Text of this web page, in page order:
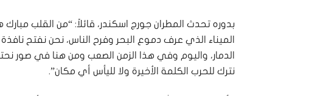
بدوره تحدث المطران جورج اسكندر، قائلاً: “من القلب
الميناء الذي عرف دموع البحر وفرح الناس، نحن نفتح
الدمار، واليوم وفي هذا الزمن الصعب ومن هنا في صور
نترك للحرب الكلمة الأخيرة ولا لليأس أي مكان”.